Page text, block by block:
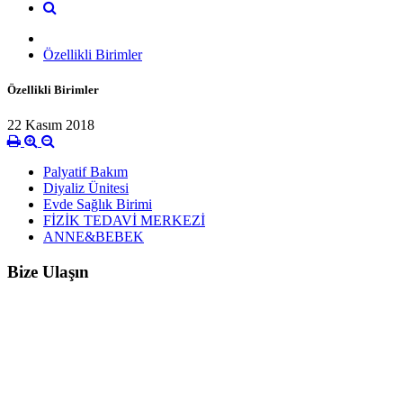
Özellikli Birimler
Özellikli Birimler
22 Kasım 2018
Palyatif Bakım
Diyaliz Ünitesi
Evde Sağlık Birimi
FİZİK TEDAVİ MERKEZİ
ANNE&BEBEK
Bize Ulaşın